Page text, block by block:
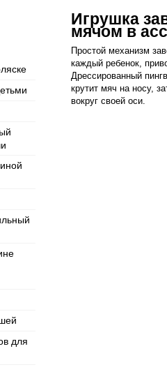
для
Игрушка
мячом в
Простой механизм
каждый ребенок,
Дрессированный
крутит мяч на носу,
вокруг своей оси.